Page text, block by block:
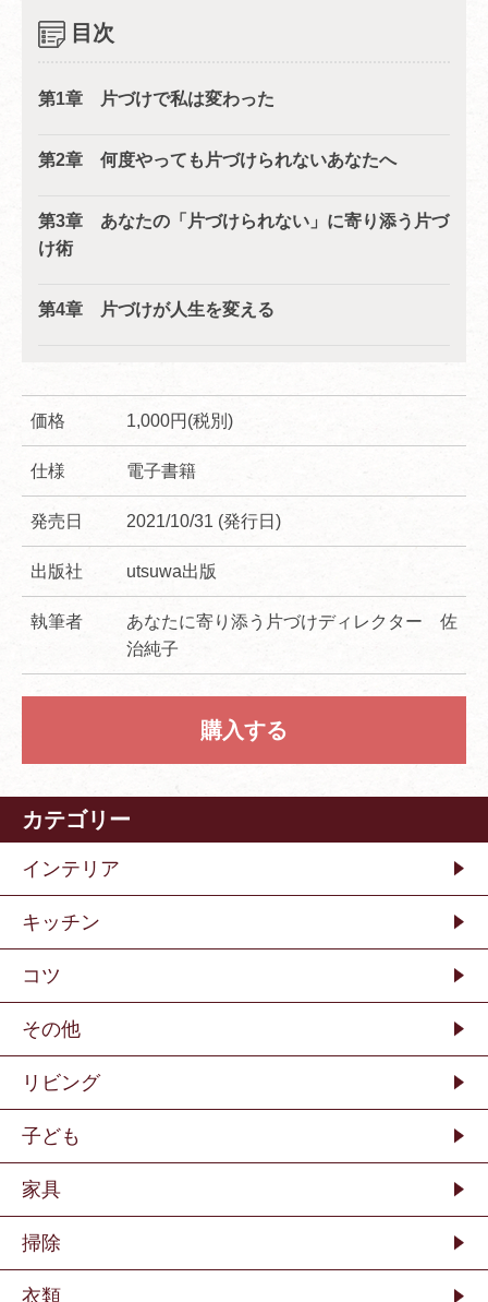
目次
第1章 片づけで私は変わった
第2章 何度やっても片づけられないあなたへ
第3章 あなたの「片づけられない」に寄り添う片づ
け術
第4章 片づけが人生を変える
価格 1,000円(税別)
仕様 電子書籍
発売日 2021/10/31 (発行日)
出版社 utsuwa出版
執筆者
あなたに寄り添う片づけディレクター 佐
治純子
購入する
カテゴリー
インテリア
キッチン
コツ
その他
リビング
子ども
家具
掃除
衣類